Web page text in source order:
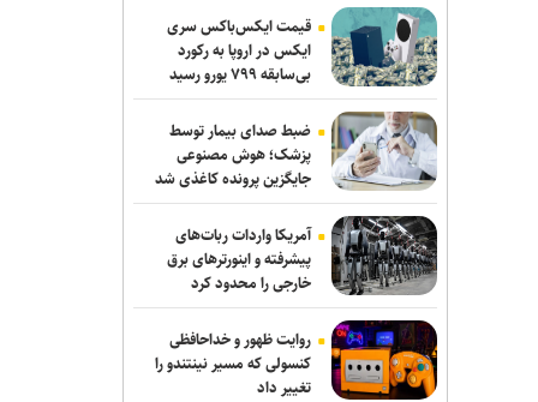
مسیر کشتی‌ها دور زد
دستگیری ۸ نفر از اشرار مسلح شاخص و
مرتبطین گروهک‌های تروریستی
مذاکرات ایران-عمان درباره تنگه هرمز ادامه
دارد/ بیانیه مشترک در مرحله تدوین نهایی
نشست وزیران خارجه مصر، ترکیه، پاکستان
و عربستان با محوریت تحولات منطقه
سازمان ملل: طرف‌ها را به مذاکره درباره
تنگه هرمز تشویق می‌کنیم
انصارالله حمله به یک نفتکش عربستان را
قیمت ایکس‌باکس سری
ایکس در اروپا به رکورد
بی‌سابقه ۷۹۹ یورو رسید
ضبط صدای بیمار توسط
پزشک؛ هوش مصنوعی
جایگزین پرونده کاغذی شد
آمریکا واردات ربات‌های
پیشرفته و اینورترهای برق
خارجی را محدود کرد
روایت ظهور و خداحافظی
کنسولی که مسیر نینتندو را
تغییر داد